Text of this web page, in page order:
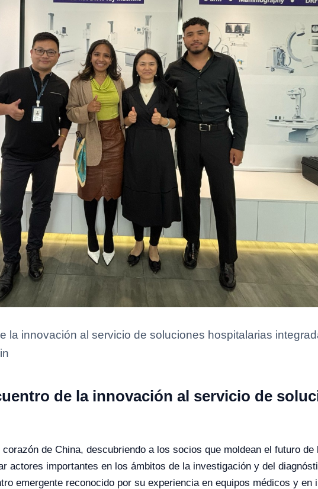
la innovación al servicio de soluciones hospitalarias
de la innovación al servicio de
de China, descubriendo a los socios que moldean el futuro
actores importantes en los ámbitos de la investigación y del
emergente reconocido por su experiencia en equipos médicos y en